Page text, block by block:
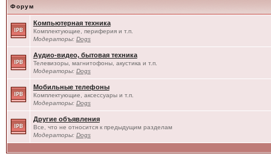
Форум
Компьютерная техника
Комплектующие, периферия и т.п.
Модераторы: Dogs
Аудио-видео, бытовая техника
Телевизоры, магнитофоны, акустика и т.п.
Модераторы: Dogs
Мобильные телефоны
Комплектующие, аксессуары и т.п.
Модераторы: Dogs
Другие объявления
Все, что не относится к предыдущим разделам
Модераторы: Dogs